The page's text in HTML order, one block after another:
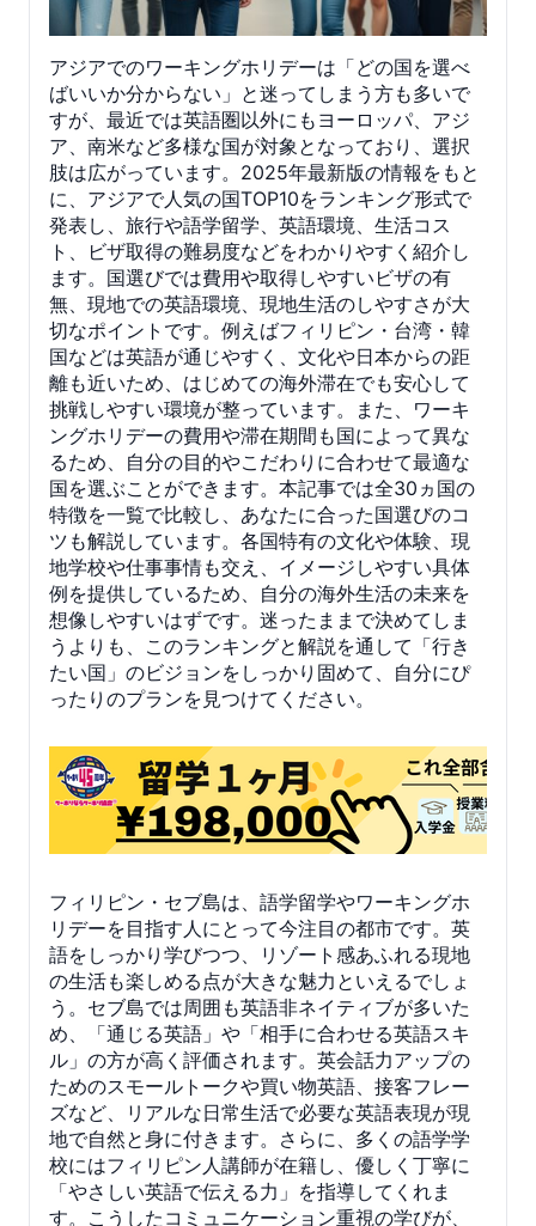
アジアでのワーキングホリデーは「どの国を選べ
ばいいか分からない」と迷ってしまう方も多いで
すが、最近では英語圏以外にもヨーロッパ、アジ
ア、南米など多様な国が対象となっており、選択
肢は広がっています。2025年最新版の情報をもと
に、アジアで人気の国TOP10をランキング形式で
発表し、旅行や語学留学、英語環境、生活コス
ト、ビザ取得の難易度などをわかりやすく紹介し
ます。国選びでは費用や取得しやすいビザの有
無、現地での英語環境、現地生活のしやすさが大
切なポイントです。例えばフィリピン・台湾・韓
国などは英語が通じやすく、文化や日本からの距
離も近いため、はじめての海外滞在でも安心して
挑戦しやすい環境が整っています。また、ワーキ
ングホリデーの費用や滞在期間も国によって異な
るため、自分の目的やこだわりに合わせて最適な
国を選ぶことができます。本記事では全30ヵ国の
特徴を一覧で比較し、あなたに合った国選びのコ
ツも解説しています。各国特有の文化や体験、現
地学校や仕事事情も交え、イメージしやすい具体
例を提供しているため、自分の海外生活の未来を
想像しやすいはずです。迷ったままで決めてしま
うよりも、このランキングと解説を通して「行き
たい国」のビジョンをしっかり固めて、自分にぴ
ったりのプランを見つけてください。
フィリピン・セブ島は、語学留学やワーキングホ
リデーを目指す人にとって今注目の都市です。英
語をしっかり学びつつ、リゾート感あふれる現地
の生活も楽しめる点が大きな魅力といえるでしょ
う。セブ島では周囲も英語非ネイティブが多いた
め、「通じる英語」や「相手に合わせる英語スキ
ル」の方が高く評価されます。英会話力アップの
ためのスモールトークや買い物英語、接客フレー
ズなど、リアルな日常生活で必要な英語表現が現
地で自然と身に付きます。さらに、多くの語学学
校にはフィリピン人講師が在籍し、優しく丁寧に
「やさしい英語で伝える力」を指導してくれま
す。こうしたコミュニケーション重視の学びが、